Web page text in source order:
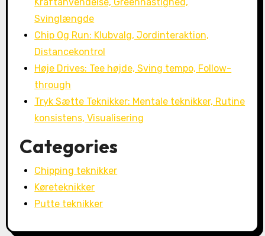
Kraftanvendelse, Greenhastighed,
Svinglængde
Chip Og Run: Klubvalg, Jordinteraktion,
Distancekontrol
Høje Drives: Tee højde, Sving tempo, Follow-
through
Tryk Sætte Teknikker: Mentale teknikker, Rutine
konsistens, Visualisering
Categories
Chipping teknikker
Køreteknikker
Putte teknikker